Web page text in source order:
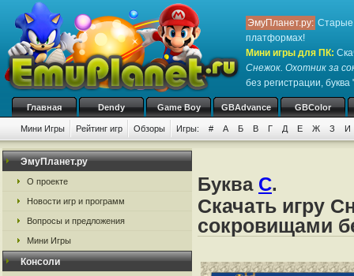
ЭмуПланет.ру: Старые
платформах!
Мини игры для ПК:
Снежок. Охотник за
без регистрации, буква
Главная Dendy Game Boy GBAdvance GBColor
Мини Игры Рейтинг игр Обзоры Игры: # А Б В Г Д Е Ж З И
ЭмуПланет.ру
О проекте
Новости игр и программ
Вопросы и предложения
Мини Игры
Консоли
Буква С.
Скачать игру
сокровищами